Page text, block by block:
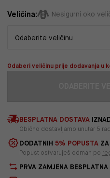
Veličina: Nesigurni oko
Odaberi veličinu prije dodavanja u
BESPLATNA DOSTAVA
Obično dostavljamo unutar 5
DODATNIH 5% POPUSTA
Popust ostvaruješ odmah po
PRVA ZAMJENA BESPLATNA